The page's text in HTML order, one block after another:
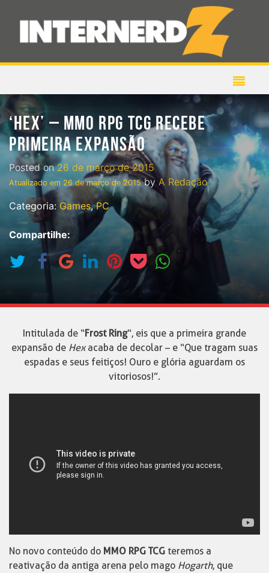
‘HEX’ – MMO RPG TCG RECEBE
PRIMEIRA EXPANSÃO
Posted on26 de março de 2015
Atualizado em 26 de março de 2015by A Redação
Categoria: Games,PC
Compartilhe:
Intitulada de “Frost Ring“, eis que a primeira grande
expansão de Hexacaba de decolar – e “Que tragam suas
espadas e seus feitiços! Ouro e glória aguardam os
vitoriosos!”.
No novo conteúdo do MMO RPG TCG teremos a
reativação da antiga arena pelo mago Hogarth, que